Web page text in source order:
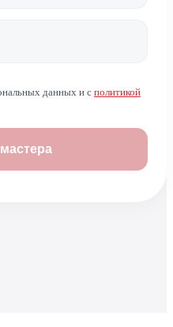
данных и сполитикой